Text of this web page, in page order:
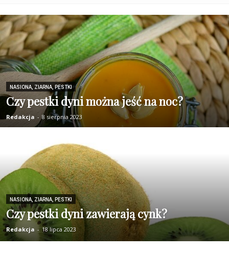
NASIONA, ZIARNA, PESTKI
Czy pestki dyni można jeść na noc?
Redakcja - 8 sierpnia 2023
NASIONA, ZIARNA, PESTKI
Czy pestki dyni zawierają cynk?
Redakcja - 18 lipca 2023